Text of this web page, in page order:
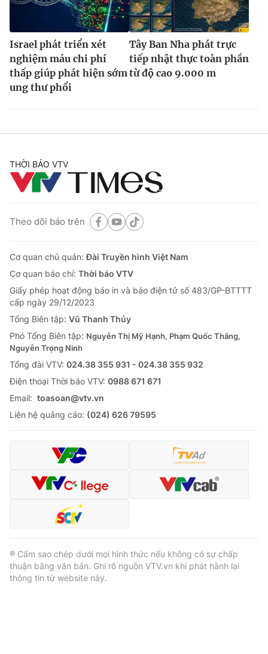
Israel phát triển xét
nghiệm máu chi phí
thấp giúp phát hiện sớm
ung thư phổi
Tây Ban Nha phát trực
tiếp nhật thực toàn phần
từ độ cao 9.000 m
THỜI BÁO VTV
Theo dõi báo trên
Cơ quan chủ quản:Đài Truyền hình Việt Nam
Cơ quan báo chí: Thời báo VTV
Giấy phép hoạt động báo in và báo điện tử số 483/GP-BTTTT
cấp ngày 29/12/2023
Tổng Biên tập: Vũ Thanh Thủy
Phó Tổng Biên tập: Nguyễn Thị Mỹ Hạnh, Phạm Quốc Thắng,
Nguyễn Trọng Ninh
Tổng đài VTV: 024.38 355 931 - 024.38 355 932
Ðiện thoại Thời báo VTV: 0988 671 671
Email: toasoan@vtv.vn
Liên hệ quảng cáo: (024) 626 79595
® Cấm sao chép dưới mọi hình thức nếu không có sự chấp
thuận bằng văn bản. Ghi rõ nguồn VTV.vn khi phát hành lại
thông tin từ website này.